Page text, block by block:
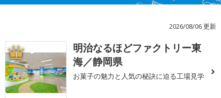
2026/08/06 更新
1
明治なるほどファクトリー東
海／静岡県
お菓子の魅力と人気の秘訣に迫る工場見学